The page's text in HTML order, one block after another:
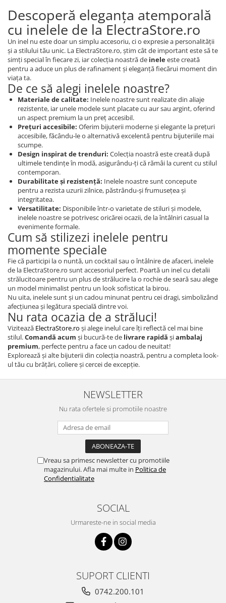
Descoperă eleganța atemporală
cu inelele de la ElectraStore.ro
Un inel nu este doar un simplu accesoriu, ci o expresie a personalității
și a stilului tău unic. La ElectraStore.ro, știm cât de important este să te
simți special în fiecare zi, iar colecția noastră de ineleeste creată
pentru a aduce un plus de rafinament și eleganță fiecărui moment din
viața ta.
De ce să alegi inelele noastre?
Materiale de calitate: Inelele noastre sunt realizate din aliaje
rezistente, iar unele modele sunt placate cu aur sau argint, oferind
un aspect premium la un preț accesibil.
Prețuri accesibile: Oferim bijuterii moderne și elegante la prețuri
accesibile, făcându-le o alternativă excelentă pentru bijuteriile mai
scumpe.
Design inspirat de trenduri: Colecția noastră este creată după
ultimele tendințe în modă, asigurându-ți că rămâi la curent cu stilul
contemporan.
Durabilitate și rezistență: Inelele noastre sunt concepute
pentru a rezista uzurii zilnice, păstrându-și frumusețea și
integritatea.
Versatilitate: Disponibile într-o varietate de stiluri și modele,
inelele noastre se potrivesc oricărei ocazii, de la întâlniri casual la
evenimente formale.
Cum să stilizezi inelele pentru
momente speciale
Fie că participi la o nuntă, un cocktail sau o întâlnire de afaceri, inelele
de la ElectraStore.ro sunt accesoriul perfect. Poartă un inel cu detalii
strălucitoare pentru un plus de strălucire la o rochie de seară sau alege
un model minimalist pentru un look sofisticat la birou.
Nu uita, inelele sunt și un cadou minunat pentru cei dragi, simbolizând
afecțiunea și legătura specială dintre voi.
Nu rata ocazia de a străluci!
Vizitează ElectraStore.ro și alege inelul care îți reflectă cel mai bine
stilul.Comandă acum și bucură-te de livrare rapidă șiambalaj
premium, perfecte pentru a face un cadou de neuitat!
Explorează și alte bijuterii din colecția noastră, pentru a completa look-
ul tău cu brățări, coliere și cercei de excepție.
NEWSLETTER
Nu rata ofertele si promotiile noastre
Vreau sa primesc newsletter cu promotiile
magazinului. Afla mai multe in Politica de
Confidentialitate
SOCIAL
Urmareste-ne in social media
SUPORT CLIENTI
0742.200.101